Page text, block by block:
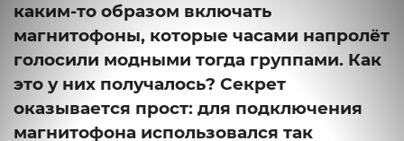
каким-то образом включать
магнитофоны, которые часами напролёт
голосили модными тогда группами. Как
это у них получалось? Секрет
оказывается прост: для подключения
магнитофона использовался так